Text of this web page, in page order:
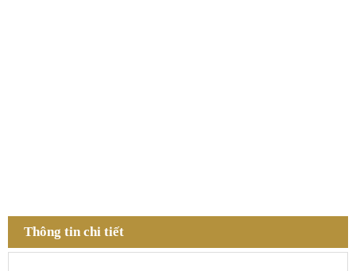
Thông tin chi tiết